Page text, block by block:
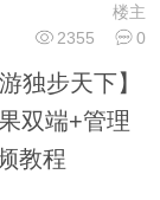
楼主
2355
0
独步天下】
双端+管理
教程